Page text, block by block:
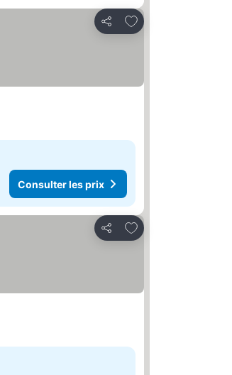
Partager
Ajouter à mes favoris
Consulter les prix
Partager
Ajouter à mes favoris